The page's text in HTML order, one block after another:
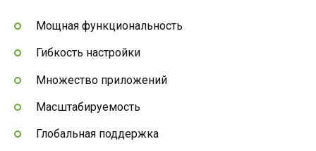
Мощная функциональность
Гибкость настройки
Множество приложений
Масштабируемость
Глобальная поддержка